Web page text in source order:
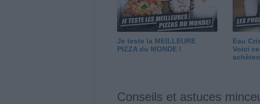
Je teste la MEILLEURE
PIZZA du MONDE !
Eau
Voici
Conseils et astuces